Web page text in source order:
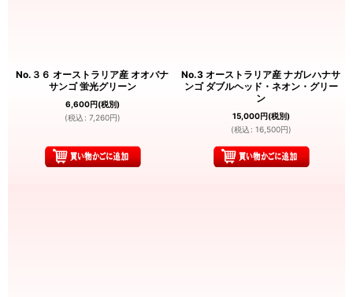
No.３６ オーストラリア産 オオバナ
サンゴ 蛍光グリーン
6,600円(税別)
(税込 : 7,260円)
No.3 オーストラリア産 ナガレハナサ
ンゴ ダブルヘッド・ネオン・グリー
ン
15,000円(税別)
(税込 : 16,500円)